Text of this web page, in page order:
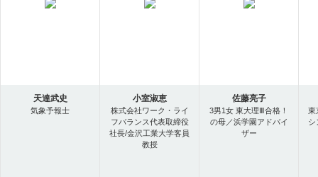
天達武史
気象予報士
小室淑恵
株式会社ワーク・ライ
フバランス代表取締役
社長/金沢工業大学客員
教授
佐藤亮子
3男1女 東大理Ⅲ合格！
の母／浜学園アドバイ
ザー
東
シ